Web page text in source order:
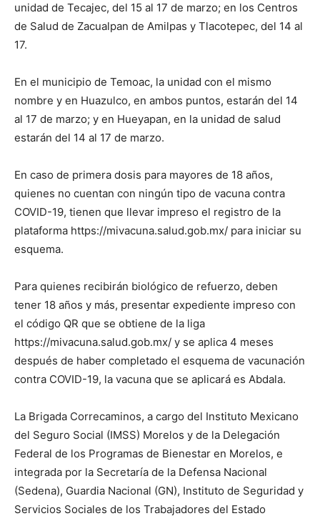
unidad de Tecajec, del 15 al 17 de marzo; en los Centros
de Salud de Zacualpan de Amilpas y Tlacotepec, del 14 al
17.
En el municipio de Temoac, la unidad con el mismo
nombre y en Huazulco, en ambos puntos, estarán del 14
al 17 de marzo; y en Hueyapan, en la unidad de salud
estarán del 14 al 17 de marzo.
En caso de primera dosis para mayores de 18 años,
quienes no cuentan con ningún tipo de vacuna contra
COVID-19, tienen que llevar impreso el registro de la
plataforma https://mivacuna.salud.gob.mx/ para iniciar su
esquema.
Para quienes recibirán biológico de refuerzo, deben
tener 18 años y más, presentar expediente impreso con
el código QR que se obtiene de la liga
https://mivacuna.salud.gob.mx/ y se aplica 4 meses
después de haber completado el esquema de vacunación
contra COVID-19, la vacuna que se aplicará es Abdala.
La Brigada Correcaminos, a cargo del Instituto Mexicano
del Seguro Social (IMSS) Morelos y de la Delegación
Federal de los Programas de Bienestar en Morelos, e
integrada por la Secretaría de la Defensa Nacional
(Sedena), Guardia Nacional (GN), Instituto de Seguridad y
Servicios Sociales de los Trabajadores del Estado